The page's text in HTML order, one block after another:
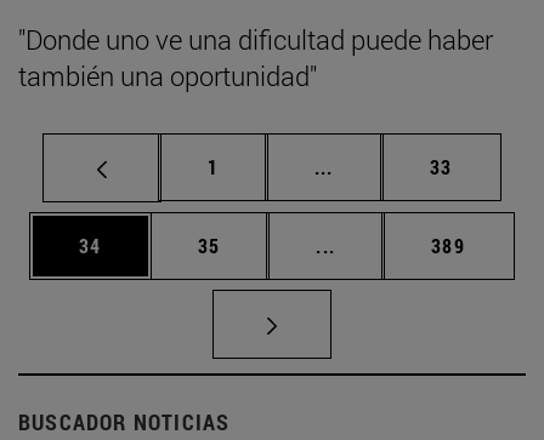
"Donde uno ve una dificultad puede haber
también una oportunidad"
Página
1 ... Páginas intermedias
Página
33
Página
34 Página
35 ... Páginas intermedias
Página
389
BUSCADOR NOTICIAS